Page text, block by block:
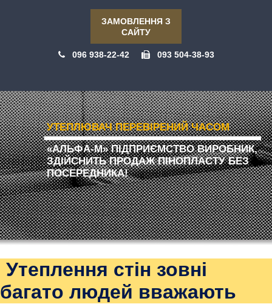
ЗАМОВЛЕННЯ З
САЙТУ
096 938-22-42 093 504-38-93
УТЕПЛЮВАЧ ПЕРЕВІРЕНИЙ ЧАСОМ
«АЛЬФА-М» ПІДПРИЄМСТВО ВИРОБНИК,
ЗДІЙСНИТЬ ПРОДАЖ ПІНОПЛАСТУ БЕЗ
ПОСЕРЕДНИКА!
Утеплення стін зовні
багато людей вважають